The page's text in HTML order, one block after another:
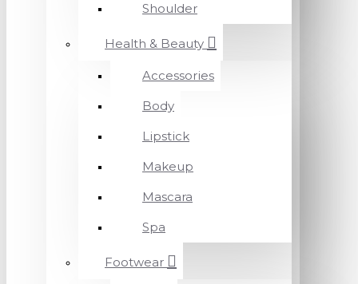
Shoulder
Health & Beauty
Accessories
Body
Lipstick
Makeup
Mascara
Spa
Footwear